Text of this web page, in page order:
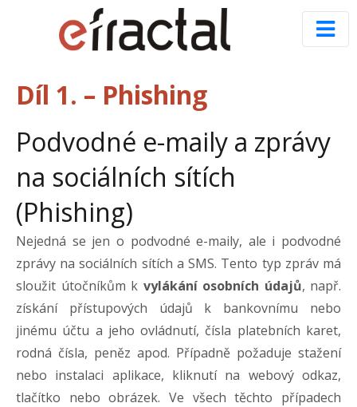
Díl 1. – Phishing
Podvodné e-maily a zprávy
na sociálních sítích
(Phishing)
Nejedná se jen o podvodné e-maily, ale i podvodné
zprávy na sociálních sítích a SMS. Tento typ zpráv má
sloužit útočníkům k vylákání osobních údajů, např.
získání přístupových údajů k bankovnímu nebo
jinému účtu a jeho ovládnutí, čísla platebních karet,
rodná čísla, peněz apod. Případně požaduje stažení
nebo instalaci aplikace, kliknutí na webový odkaz,
tlačítko nebo obrázek. Ve všech těchto případech